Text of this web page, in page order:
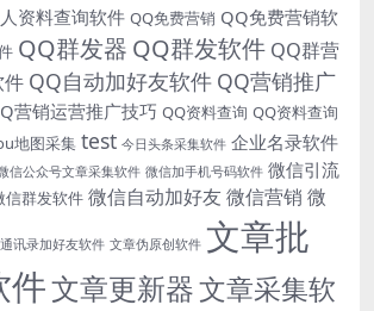
资料查询软件 QQ免费营销 QQ免费营销软
QQ群发器 QQ群发软件 QQ群营
QQ自动加好友软件 QQ营销推广
营销运营推广技巧 QQ资料查询 QQ资料查询
地图采集 test 今日头条采集软件 企业名录软件
信公众号文章采集软件 微信加手机号码软件 微信引流
信群发软件 微信自动加好友 微信营销 微
讯录加好友软件 文章伪原创软件 文章批
件文章更新器文章采集软